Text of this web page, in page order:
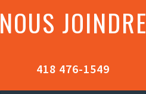
NOUS JOINDRE
418 476-1549